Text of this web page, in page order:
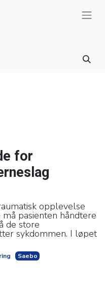
for
opplevelse
pasienten håndtere
de store
sykdommen. I løpet
Saebo